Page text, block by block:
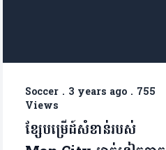
Soccer . 3 years ago . 755
Views
ខ្សែបម្រើដ៍សំខាន់របស់